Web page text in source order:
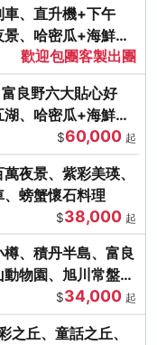
車、直升機+下午
、哈密瓜+海鮮和
歡迎包團客製出團
良野六大貼心好
、哈密瓜+海鮮和
$60,000 起
夜景、紫彩美瑛、
螃蟹懷石料理
$38,000 起
、積丹半島、富良
物園、旭川常盤旋
$34,000 起
丘、童話之丘、